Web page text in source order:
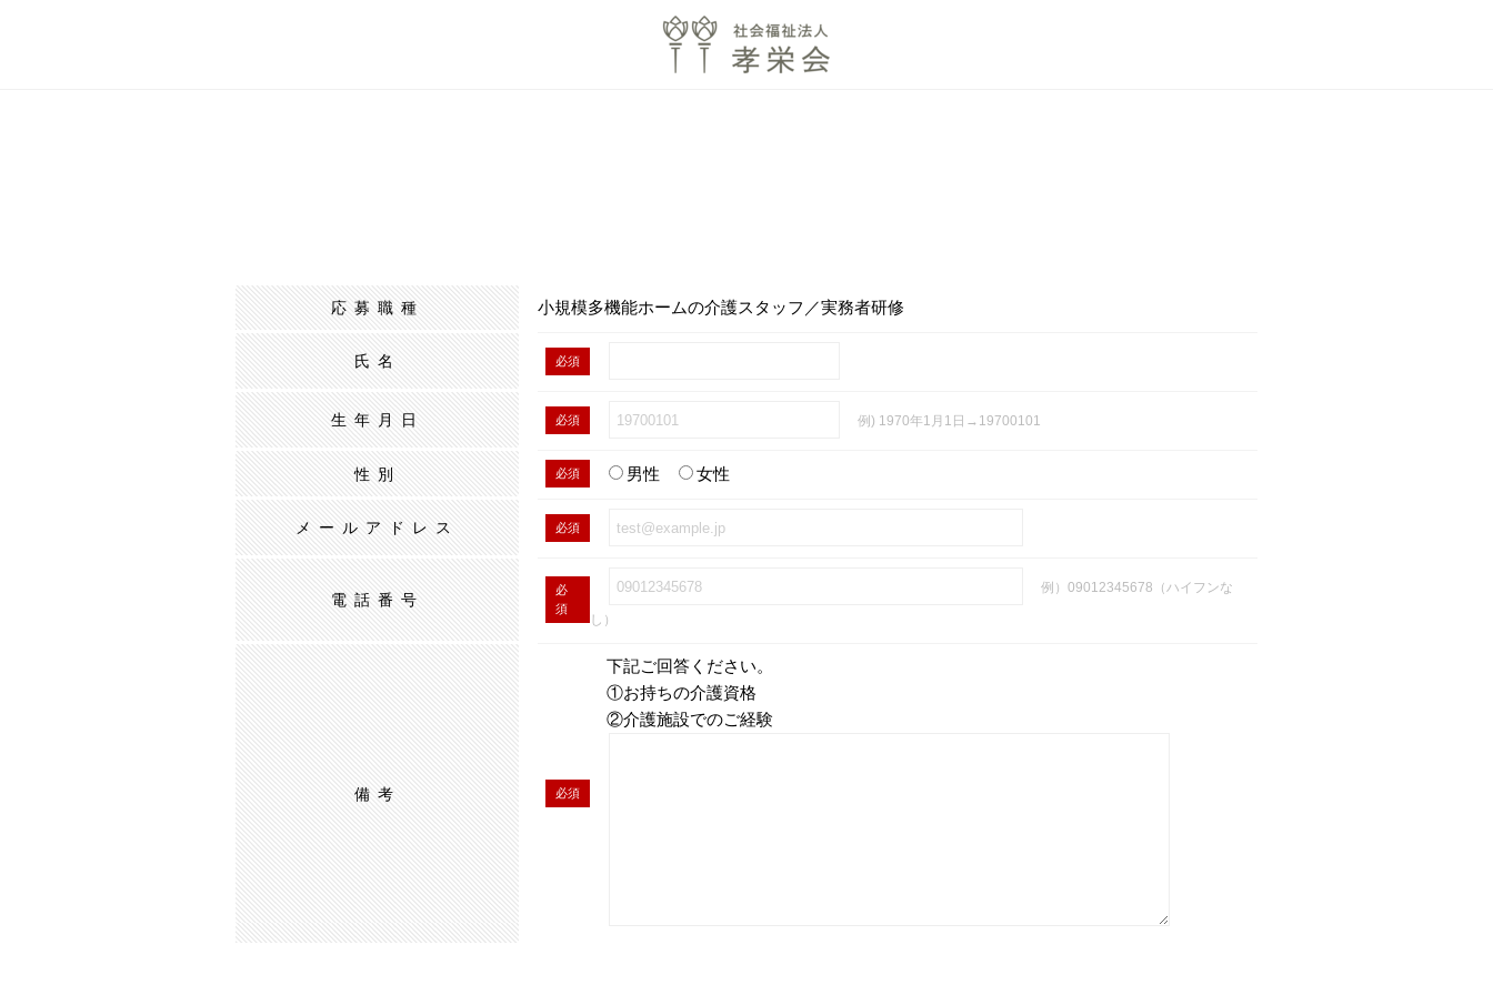
応募職種 小規模多機能ホームの介護スタッフ／実務者研修
氏名 必須
生年月日 必須 例) 1970年1月1日→19700101
性別 必須 男性 女性
メールアドレス 必須
電話番号
必
須
例）09012345678（ハイフンな
し）
備考 必須
下記ご回答ください。
①お持ちの介護資格
②介護施設でのご経験